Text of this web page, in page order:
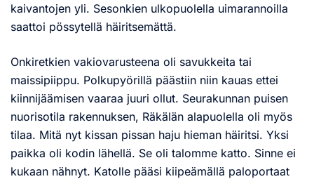
kaivantojen yli. Sesonkien ulkopuolella uimarannoilla
saattoi pössytellä häiritsemättä.
Onkiretkien vakiovarusteena oli savukkeita tai
maissipiippu. Polkupyörillä päästiin niin kauas ettei
kiinnijäämisen vaaraa juuri ollut. Seurakunnan puisen
nuorisotila rakennuksen, Räkälän alapuolella oli myös
tilaa. Mitä nyt kissan pissan haju hieman häiritsi. Yksi
paikka oli kodin lähellä. Se oli talomme katto. Sinne ei
kukaan nähnyt. Katolle pääsi kiipeämällä paloportaat